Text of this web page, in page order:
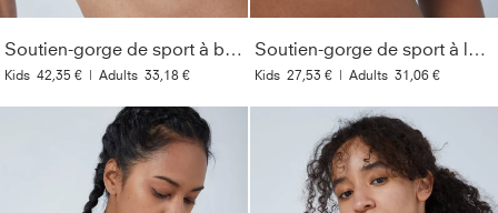
Soutien-gorge de sport à bretelles croisées, bleu bleuet
Kids 42,35 € | Adults 33,18 €
Soutien-gorge de sport à larges bretelles, bleu clair
Kids 27,53 € | Adults 31,06 €